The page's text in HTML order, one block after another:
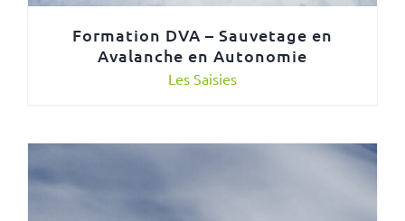
Formation DVA – Sauvetage en
Avalanche en Autonomie
Les Saisies